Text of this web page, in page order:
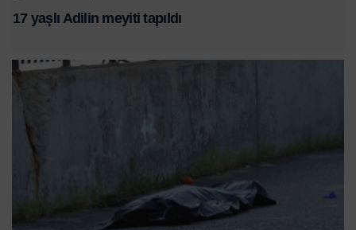
17 yaşlı Adilin meyiti tapıldı